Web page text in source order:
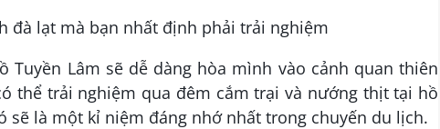
Tuyền Lâm sẽ dễ dàng hòa mình vào cảnh quan thiên
thể trải nghiệm qua đêm cắm trại và nướng thịt tại hồ
sẽ là một kỉ niệm đáng nhớ nhất trong chuyến du lịch.